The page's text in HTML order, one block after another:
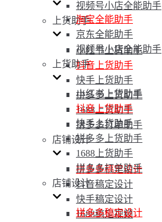
视频号小店全能助手
上货助手
小红书上货助手
抖音上货助手
快手上货助手
拼多多上货助手
1688上货助手
拼多多打单助手
店铺设计
拼多多稿定设计
抖音稿定设计
快手稿定设计
1688稿定视频
淘宝全能助手
京东全能助手
视频号小店全能助手
上货助手
小红书上货助手
抖音上货助手
快手上货助手
拼多多上货助手
1688上货助手
拼多多打单助手
店铺设计
拼多多稿定设计